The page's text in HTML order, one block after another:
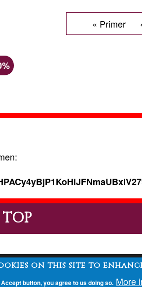
Primeira
« Primer
on this site to
button, you agree to us doing so. More